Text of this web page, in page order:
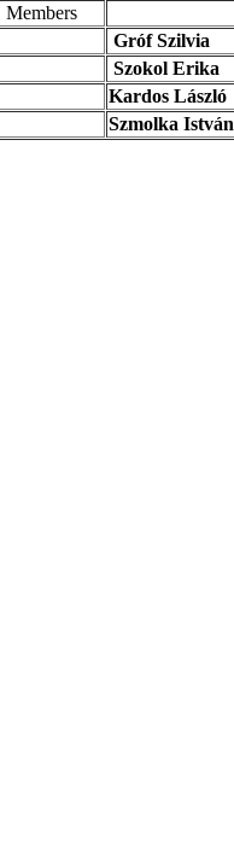
Members
Gróf Szilvia
Szokol Erika
Kardos László
Szmolka István